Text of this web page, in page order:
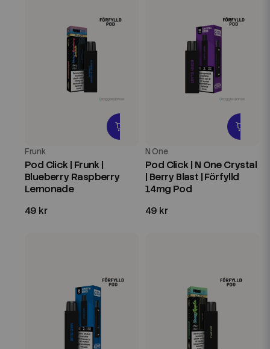
Frunk
Pod Click | Frunk |
Blueberry Raspberry
Lemonade
49 kr
N One
Pod Click | N One Crystal
| Berry Blast | Förfylld
14mg Pod
49 kr